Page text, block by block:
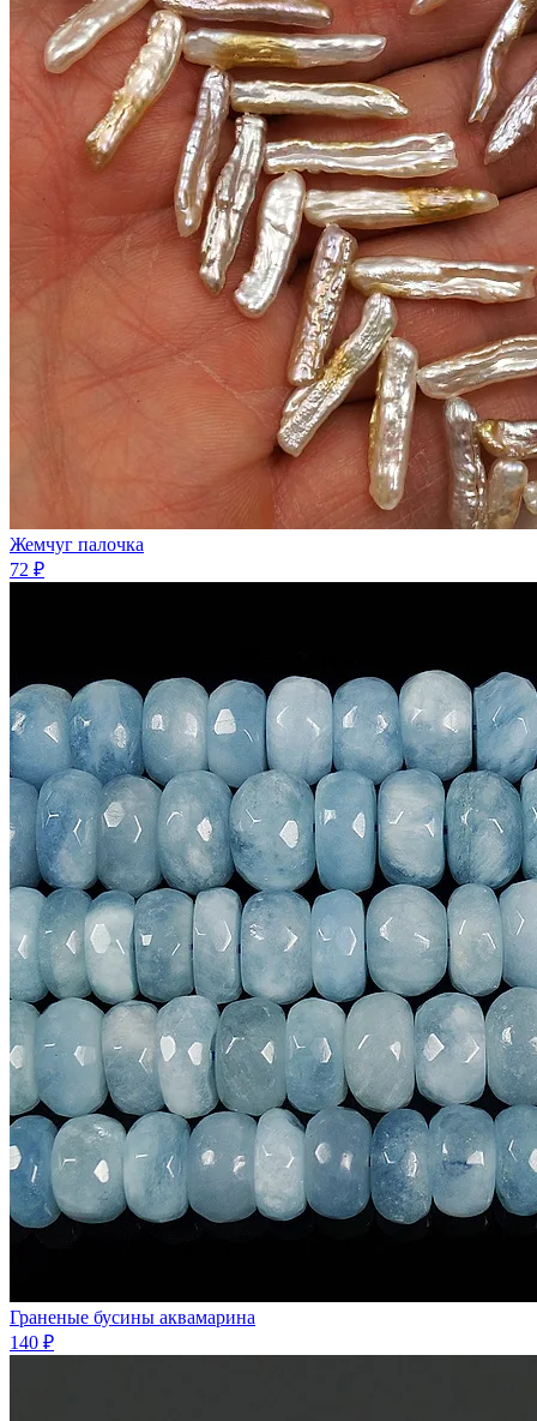
Жемчуг палочка
72 ₽
Граненые бусины аквамарина
140 ₽